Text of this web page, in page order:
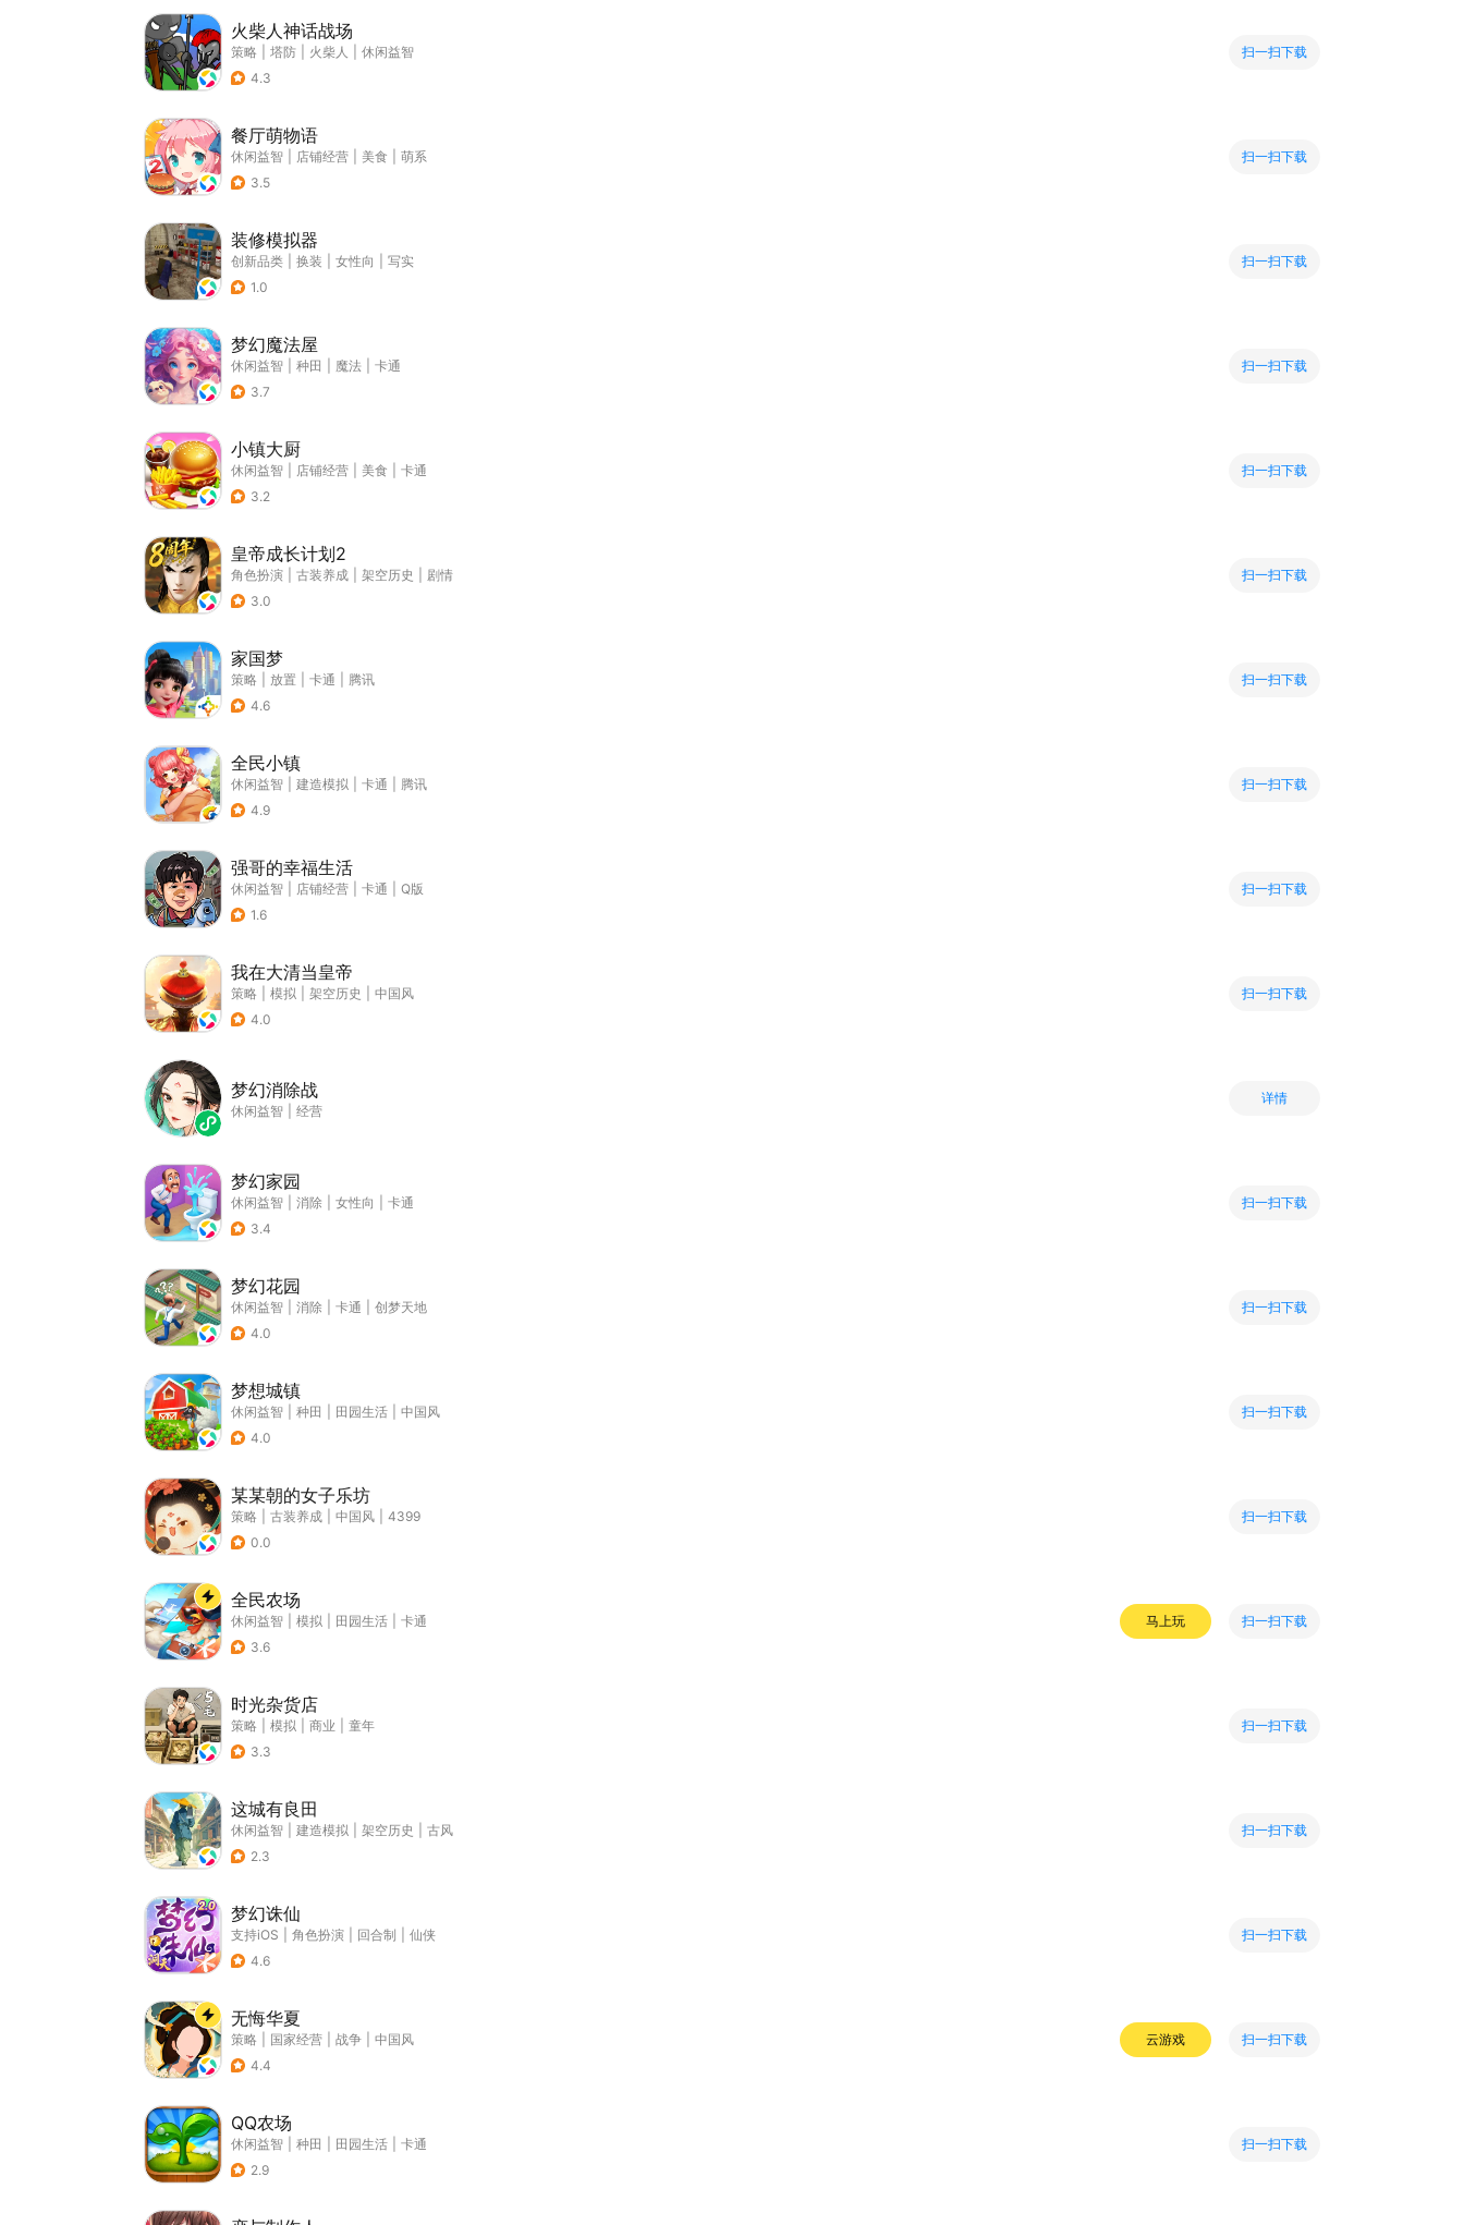
火柴人神话战场
策略 塔防 火柴人
休闲益智
4.3
扫一扫下载
餐厅萌物语
休闲益智 店铺经营 美食
萌系
3.5
扫一扫下载
装修模拟器
创新品类 换装 女性向
写实
1.0
扫一扫下载
梦幻魔法屋
休闲益智 种田 魔法
卡通
3.7
扫一扫下载
小镇大厨
休闲益智 店铺经营 美食
卡通
3.2
扫一扫下载
皇帝成长计划2
角色扮演 古装养成 架空历史
剧情
3.0
扫一扫下载
家国梦
策略 放置 卡通
腾讯
4.6
扫一扫下载
全民小镇
休闲益智 建造模拟 卡通
腾讯
4.9
扫一扫下载
强哥的幸福生活
休闲益智 店铺经营 卡通
Q版
1.6
扫一扫下载
我在大清当皇帝
策略 模拟 架空历史
中国风
4.0
扫一扫下载
梦幻消除战
休闲益智 经营
详情
梦幻家园
休闲益智 消除 女性向
卡通
3.4
扫一扫下载
梦幻花园
休闲益智 消除 卡通
创梦天地
4.0
扫一扫下载
梦想城镇
休闲益智 种田 田园生活
中国风
4.0
扫一扫下载
某某朝的女子乐坊
策略 古装养成 中国风
4399
0.0
扫一扫下载
全民农场
休闲益智 模拟 田园生活
卡通
3.6
马上玩 扫一扫下载
时光杂货店
策略 模拟 商业
童年
3.3
扫一扫下载
这城有良田
休闲益智 建造模拟 架空历史
古风
2.3
扫一扫下载
梦幻诛仙
支持iOS 角色扮演 回合制
仙侠
4.6
扫一扫下载
无悔华夏
策略 国家经营 战争
中国风
4.4
云游戏 扫一扫下载
QQ农场
休闲益智 种田 田园生活
卡通
2.9
扫一扫下载